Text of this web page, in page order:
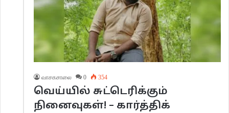
வாசகசாலை 0 354
வெய்யில் சுட்டெரிக்கும்
நினைவுகள்! – கார்த்திக்